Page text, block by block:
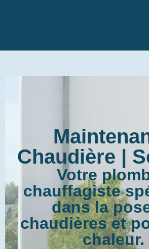
Chaudière |
Votre
chauffagiste
dans la
chaudières et
chaleur.